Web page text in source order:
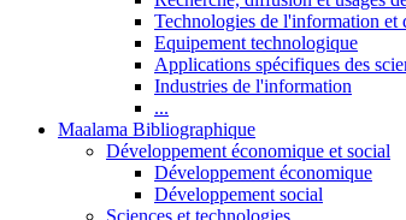
Technologies de l'information
Equipement technologique
Applications spécifiques des
Industries de l'information
...
Maalama Bibliographique
Développement économique et social
Développement économique
Développement social